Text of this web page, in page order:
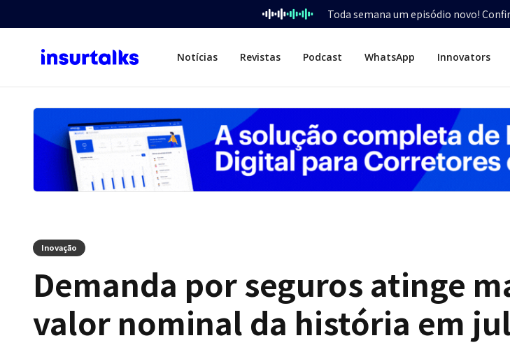
Toda semana um episódio novo!
Notícias Revistas Podcast WhatsApp Innovators
Inovação
Demanda por seguros atinge
valor nominal da história em